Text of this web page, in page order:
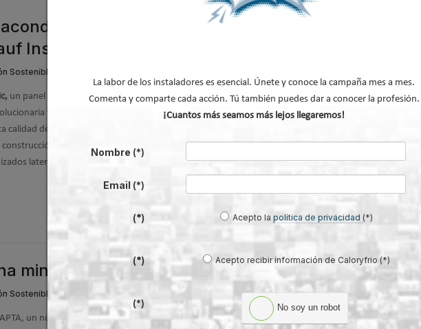
y ventilación con Lana Mineral Natural
Insulation
Sostenible
un panel panel aislante de Lana Mineral Natural
tecnología de resina libre de
de aire ensayada y certificada. Climacoustic
construcción de conductos autoportantes de
laterales que posibilitan la perfecta unión
mineral para conductos Climaver A1 APTA de Isover
Sostenible 23 Mar 2015
un nuevo panel aislante de lana mineral
para
La labor de los instaladores es esencial. Únete y conoce la campaña mes a mes.
Comenta y comparte cada acción. Tú también puedes dar a conocer la profesión.
¡Cuantos más seamos más lejos llegaremos!
Nombre (*)
Email (*)
(*) Acepto lapolítica de privacidad (*)
(*) Acepto recibir información de Caloryfrio (*)
(*) No soy un robot